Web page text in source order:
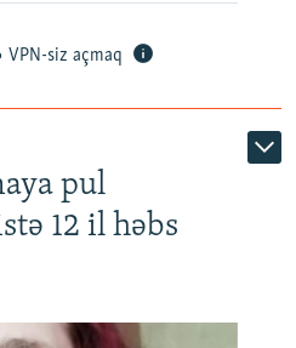
VPN-siz açmaq
pul
12 il həbs